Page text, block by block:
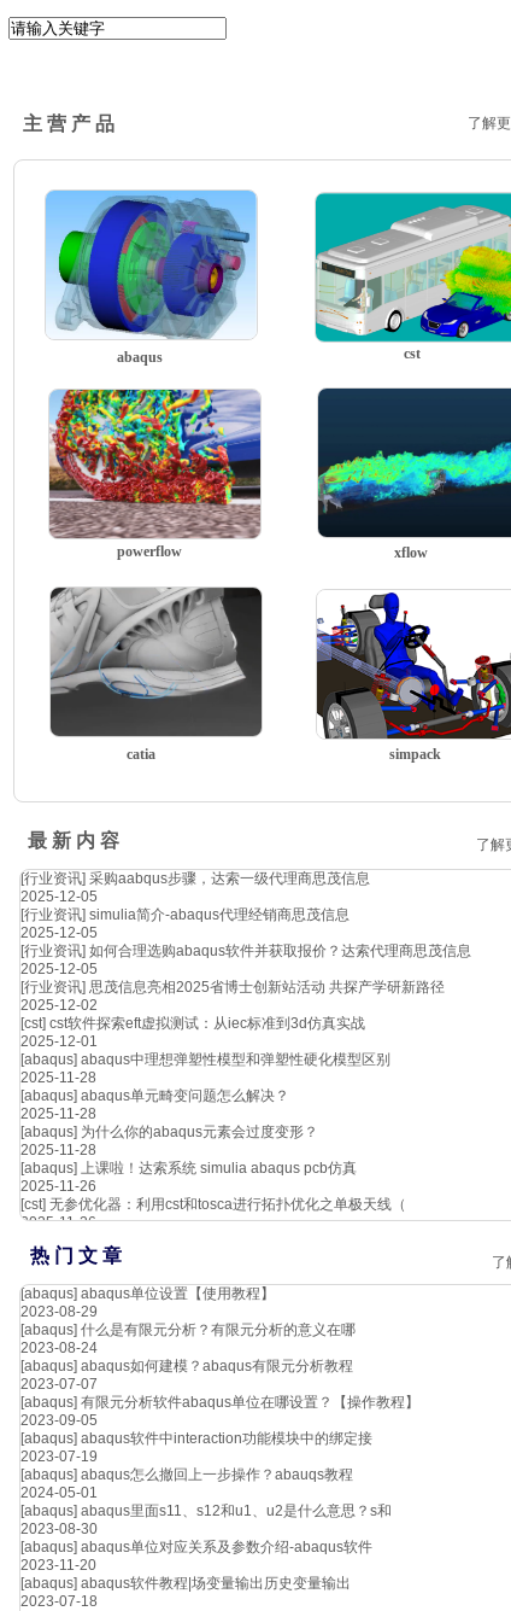
主 营 产 品 了解
cst
abaqus
powerflow xflow
simpack
catia
最 新 内 容
了解
[行业资讯] 采购aabqus步骤，达索一级代理商思茂信息
2025-12-05
[行业资讯] simulia简介-abaqus代理经销商思茂信息
2025-12-05
[行业资讯] 如何合理选购abaqus软件并获取报价？达索代理商思茂信息
2025-12-05
[行业资讯] 思茂信息亮相2025省博士创新站活动 共探产学研新路径
2025-12-02
[cst] cst软件探索eft虚拟测试：从iec标准到3d仿真实战
2025-12-01
[abaqus] abaqus中理想弹塑性模型和弹塑性硬化模型区别
2025-11-28
[abaqus] abaqus单元畸变问题怎么解决？
2025-11-28
[abaqus] 为什么你的abaqus元素会过度变形？
2025-11-28
[abaqus] 上课啦！达索系统 simulia abaqus pcb仿真
2025-11-26
[cst] 无参优化器：利用cst和tosca进行拓扑优化之单极天线（
2025-11-26
热 门 文 章
了
[abaqus] abaqus单位设置【使用教程】
2023-08-29
[abaqus] 什么是有限元分析？有限元分析的意义在哪
2023-08-24
[abaqus] abaqus如何建模？abaqus有限元分析教程
2023-07-07
[abaqus] 有限元分析软件abaqus单位在哪设置？【操作教程】
2023-09-05
[abaqus] abaqus软件中interaction功能模块中的绑定接
2023-07-19
[abaqus] abaqus怎么撤回上一步操作？abauqs教程
2024-05-01
[abaqus] abaqus里面s11、s12和u1、u2是什么意思？s和
2023-08-30
[abaqus] abaqus单位对应关系及参数介绍-abaqus软件
2023-11-20
[abaqus] abaqus软件教程|场变量输出历史变量输出
2023-07-18